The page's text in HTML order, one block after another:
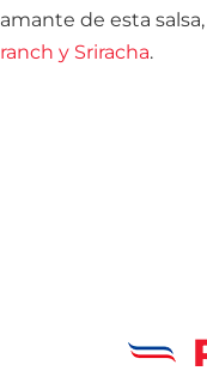
amante de esta
ranch y Sriracha.